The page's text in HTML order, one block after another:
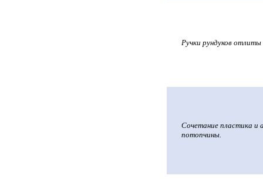
Ручки рундуков
Сочетание пластика и
потопчины.